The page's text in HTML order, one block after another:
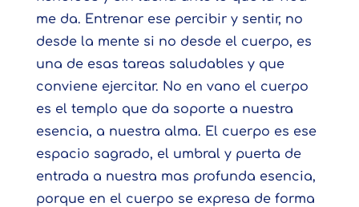
me da. Entrenar ese percibir y sentir, no
desde la mente si no desde el cuerpo, es
una de esas tareas saludables y que
conviene ejercitar. No en vano el cuerpo
es el templo que da soporte a nuestra
esencia, a nuestra alma. El cuerpo es ese
espacio sagrado, el umbral y puerta de
entrada a nuestra mas profunda esencia,
porque en el cuerpo se expresa de forma